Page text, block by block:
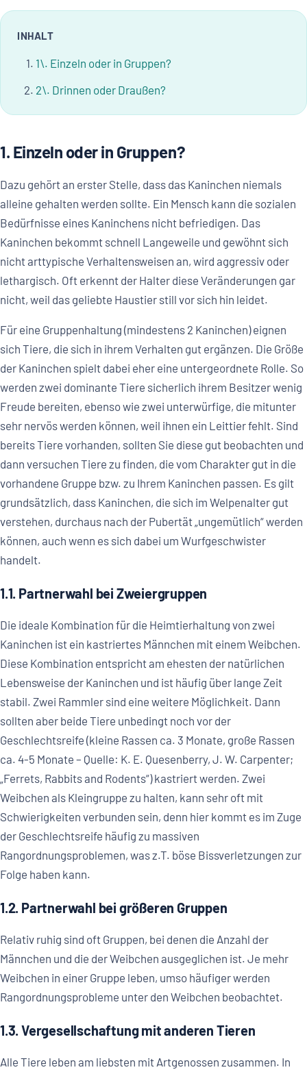
INHALT
1\. Einzeln oder in Gruppen?
2\. Drinnen oder Draußen?
1. Einzeln oder in Gruppen?
Dazu gehört an erster Stelle, dass das Kaninchen niemals
alleine gehalten werden sollte. Ein Mensch kann die sozialen
Bedürfnisse eines Kaninchens nicht befriedigen. Das
Kaninchen bekommt schnell Langeweile und gewöhnt sich
nicht arttypische Verhaltensweisen an, wird aggressiv oder
lethargisch. Oft erkennt der Halter diese Veränderungen gar
nicht, weil das geliebte Haustier still vor sich hin leidet.
Für eine Gruppenhaltung (mindestens 2 Kaninchen) eignen
sich Tiere, die sich in ihrem Verhalten gut ergänzen. Die Größe
der Kaninchen spielt dabei eher eine untergeordnete Rolle. So
werden zwei dominante Tiere sicherlich ihrem Besitzer wenig
Freude bereiten, ebenso wie zwei unterwürfige, die mitunter
sehr nervös werden können, weil ihnen ein Leittier fehlt. Sind
bereits Tiere vorhanden, sollten Sie diese gut beobachten und
dann versuchen Tiere zu finden, die vom Charakter gut in die
vorhandene Gruppe bzw. zu Ihrem Kaninchen passen. Es gilt
grundsätzlich, dass Kaninchen, die sich im Welpenalter gut
verstehen, durchaus nach der Pubertät „ungemütlich“ werden
können, auch wenn es sich dabei um Wurfgeschwister
handelt.
1.1. Partnerwahl bei Zweiergruppen
Die ideale Kombination für die Heimtierhaltung von zwei
Kaninchen ist ein kastriertes Männchen mit einem Weibchen.
Diese Kombination entspricht am ehesten der natürlichen
Lebensweise der Kaninchen und ist häufig über lange Zeit
stabil. Zwei Rammler sind eine weitere Möglichkeit. Dann
sollten aber beide Tiere unbedingt noch vor der
Geschlechtsreife (kleine Rassen ca. 3 Monate, große Rassen
ca. 4-5 Monate – Quelle: K. E. Quesenberry, J. W. Carpenter;
„Ferrets, Rabbits and Rodents“) kastriert werden. Zwei
Weibchen als Kleingruppe zu halten, kann sehr oft mit
Schwierigkeiten verbunden sein, denn hier kommt es im Zuge
der Geschlechtsreife häufig zu massiven
Rangordnungsproblemen, was z.T. böse Bissverletzungen zur
Folge haben kann.
1.2. Partnerwahl bei größeren Gruppen
Relativ ruhig sind oft Gruppen, bei denen die Anzahl der
Männchen und die der Weibchen ausgeglichen ist. Je mehr
Weibchen in einer Gruppe leben, umso häufiger werden
Rangordnungsprobleme unter den Weibchen beobachtet.
1.3. Vergesellschaftung mit anderen Tieren
Alle Tiere leben am liebsten mit Artgenossen zusammen. In